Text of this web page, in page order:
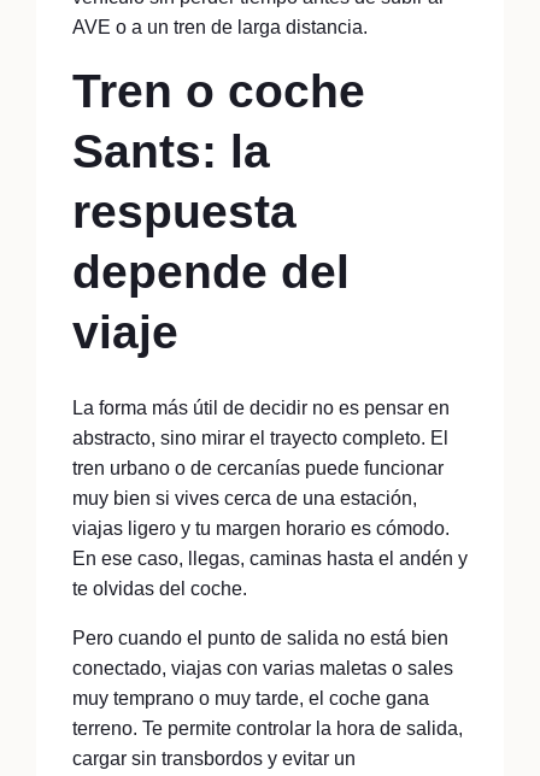
AVE o a un tren de larga distancia.
Tren o coche
Sants: la
respuesta
depende del
viaje
La forma más útil de decidir no es pensar en
abstracto, sino mirar el trayecto completo. El
tren urbano o de cercanías puede funcionar
muy bien si vives cerca de una estación,
viajas ligero y tu margen horario es cómodo.
En ese caso, llegas, caminas hasta el andén y
te olvidas del coche.
Pero cuando el punto de salida no está bien
conectado, viajas con varias maletas o sales
muy temprano o muy tarde, el coche gana
terreno. Te permite controlar la hora de salida,
cargar sin transbordos y evitar un